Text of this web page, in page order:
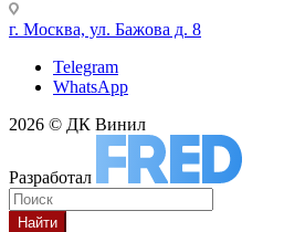
г. Москва, ул. Бажова д. 8
Telegram
WhatsApp
2026 © ДК Винил
Разработал
Найти